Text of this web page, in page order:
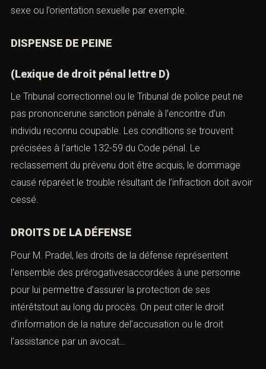
sexe ou l’orientation sexuelle par exemple.
DISPENSE DE PEINE
(Lexique de droit pénal lettre D)
Le Tribunal correctionnel ou le Tribunal de police peut ne
pas prononcerune sanction pénale à l’encontre d’un
individu reconnu coupable. Les conditions se trouvent
précisées à l’article 132-59 du Code pénal. Le
reclassement du prévenu doit être acquis, le dommage
causé réparéet le trouble résultant de l’infraction doit avoir
cessé.
DROITS DE LA DÉFENSE
Pour M. Pradel, les droits de la défense représentent
l’ensemble des prérogativesaccordées à une personne
pour lui permettre d’assurer la protection de ses
intérêtstout au long du procès. On peut citer le droit
d’information de la nature del’accusation ou le droit
l’assistance par un avocat…